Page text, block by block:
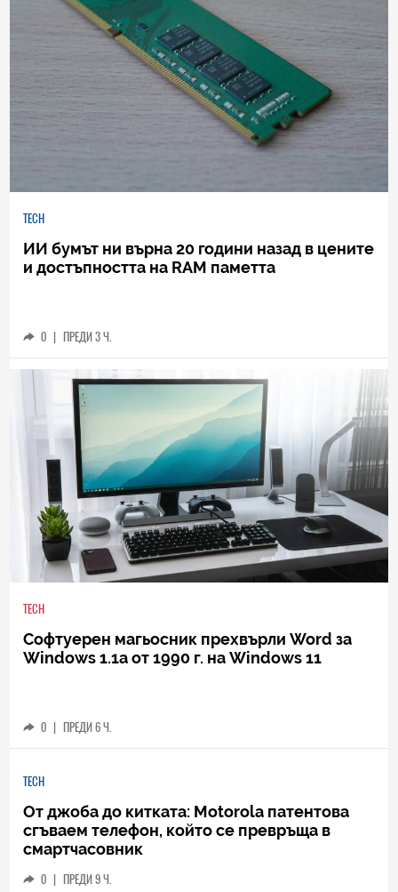
TECH
ИИ бумът ни върна 20 години назад в цените
и достъпността на RAM паметта
0 | ПРЕДИ 3 Ч.
TECH
Софтуерен магьосник прехвърли Word за
Windows 1.1a от 1990 г. на Windows 11
0 | ПРЕДИ 6 Ч.
TECH
От джоба до китката: Motorola патентова
сгъваем телефон, който се превръща в
смартчасовник
0 | ПРЕДИ 9 Ч.